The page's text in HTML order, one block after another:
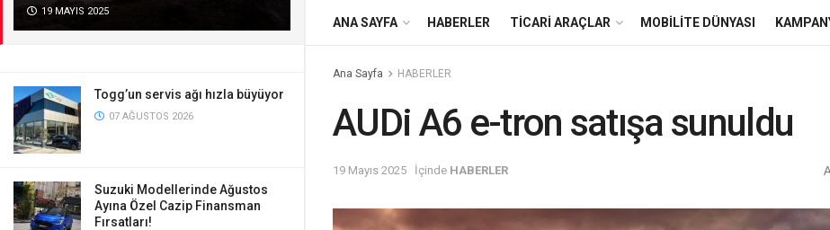
19 MAYIS 2025
Togg’un servis ağı hızla büyüyor
07 AĞUSTOS 2026
Suzuki Modellerinde Ağustos
Ayına Özel Cazip Finansman
Fırsatları!
ANA SAYFA HABERLER TİCARİ ARAÇLAR MOBİLİTE DÜNYASI
Ana Sayfa HABERLER
AUDi A6 e-tron satışa sunuldu
19 Mayıs 2025 İçinde HABERLER A